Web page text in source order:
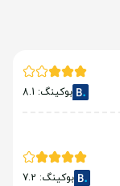
بوکینگ: 8.1
بوکینگ: 7.2